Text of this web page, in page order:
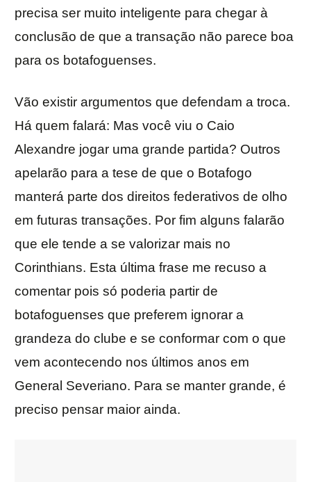
precisa ser muito inteligente para chegar à
conclusão de que a transação não parece boa
para os botafoguenses.
Vão existir argumentos que defendam a troca.
Há quem falará: Mas você viu o Caio
Alexandre jogar uma grande partida? Outros
apelarão para a tese de que o Botafogo
manterá parte dos direitos federativos de olho
em futuras transações. Por fim alguns falarão
que ele tende a se valorizar mais no
Corinthians. Esta última frase me recuso a
comentar pois só poderia partir de
botafoguenses que preferem ignorar a
grandeza do clube e se conformar com o que
vem acontecendo nos últimos anos em
General Severiano. Para se manter grande, é
preciso pensar maior ainda.